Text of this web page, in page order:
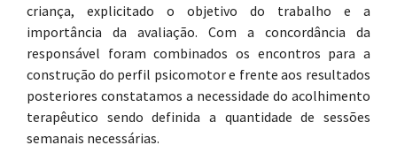
criança, explicitado o objetivo do trabalho e a
importância da avaliação. Com a concordância da
responsável foram combinados os encontros para a
construção do perfil psicomotor e frente aos resultados
posteriores constatamos a necessidade do acolhimento
terapêutico sendo definida a quantidade de sessões
semanais necessárias.